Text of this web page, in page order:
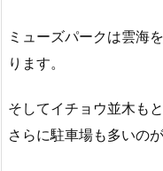
ミューズパークは雲海
ります。
そしてイチョウ並木も
さらに駐車場も多いのが